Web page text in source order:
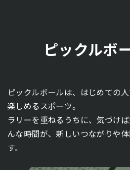
ピックルボ
ピックルボールは、はじめての
楽しめるスポーツ。
ラリーを重ねるうちに、気づけ
んな時間が、新しいつながりや
す。